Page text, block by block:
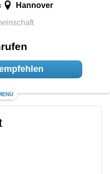
Hannover